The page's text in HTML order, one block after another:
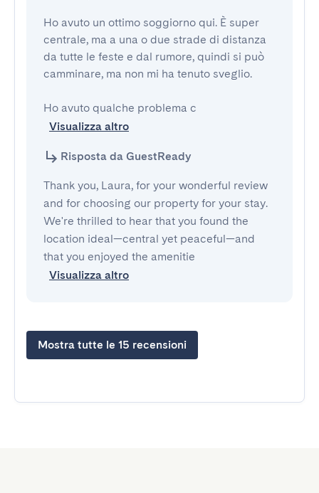
Ho avuto un ottimo soggiorno qui. È super
centrale, ma a una o due strade di distanza
da tutte le feste e dal rumore, quindi si può
camminare, ma non mi ha tenuto sveglio.
Ho avuto qualche problema c
Visualizza altro
Risposta da GuestReady
Thank you, Laura, for your wonderful review
and for choosing our property for your stay.
We're thrilled to hear that you found the
location ideal—central yet peaceful—and
that you enjoyed the amenitie
Visualizza altro
Mostra tutte le 15 recensioni